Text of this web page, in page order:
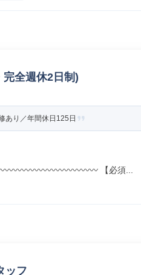
全週休2日制)
あり／年間休日125日
〰〰〰〰〰〰〰〰〰〰 【必須...
ッフ